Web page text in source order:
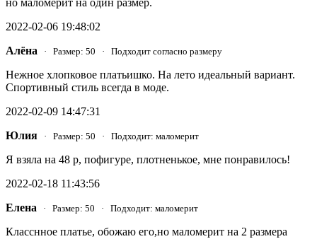
но маломерит на один размер.
2022-02-06 19:48:02
Алёна · Размер: 50 · Подходит согласно размеру
Нежное хлопковое платьишко. На лето идеальный вариант.
Спортивный стиль всегда в моде.
2022-02-09 14:47:31
Юлия · Размер: 50 · Подходит: маломерит
Я взяла на 48 р, пофигуре, плотненькое, мне понравилось!
2022-02-18 11:43:56
Елена · Размер: 50 · Подходит: маломерит
Класснное платье, обожаю его,но маломерит на 2 размера